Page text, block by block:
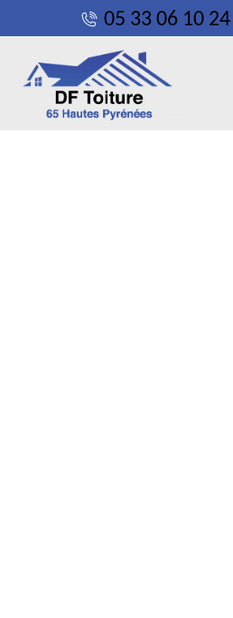
05 33 06 10 24